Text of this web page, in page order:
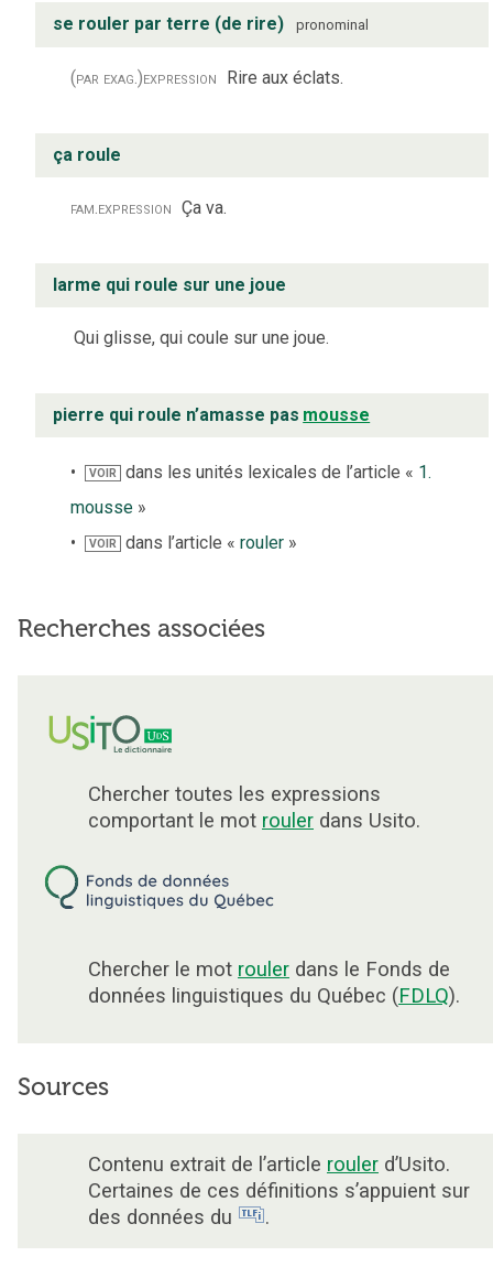
se rouler par terre (de rire) pronominal
(par exag.)expression Rire aux éclats.
ça roule
fam.expression Ça va.
larme qui roule sur une joue
Qui glisse, qui coule sur une joue.
pierre qui roule n’amasse pas mousse
VOIR dans les unités lexicales de l’article « 1.
mousse »
VOIR dans l’article «rouler »
Recherches associées
Chercher toutes les expressions
comportant le mot rouler dans Usito.
Chercher le mot rouler dans le Fonds de
données linguistiques du Québec (FDLQ).
Sources
Contenu extrait de l’article rouler d’Usito.
Certaines de ces définitions s’appuient sur
des données du
.